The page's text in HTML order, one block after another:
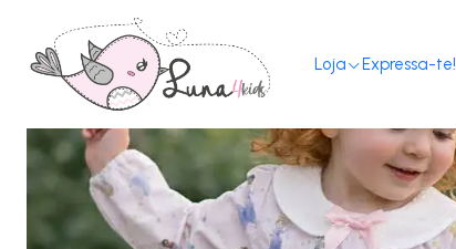
Loja Expressa-te!